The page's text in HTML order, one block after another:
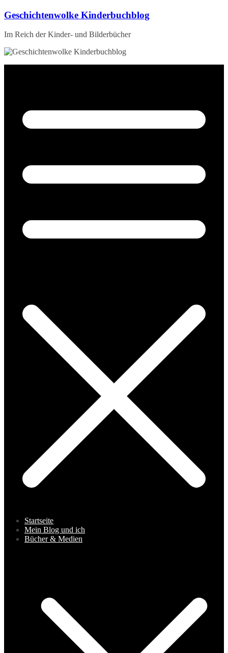
Zum
springen
Geschichtenwolke Kinderbuchblog
Im Reich der Kinder- und Bilderbücher
Startseite
Mein Blog und ich
Bücher & Medien